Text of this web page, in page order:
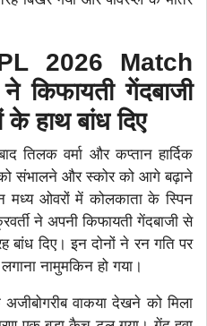
2026 Match
गेंदबाजी
हाथ बांध दिए
तिलक वर्मा और कप्तान हार्दिक
संभालने और स्कोर को आगे बढ़ाने
मध्य ओवरों में कोलकाता के स्पिन
ने अपनी किफायती गेंदबाजी से
बांध दिए। इन दोनों ने रन गति पर
नामुमकिन हो गया।
वाकया देखने को मिला